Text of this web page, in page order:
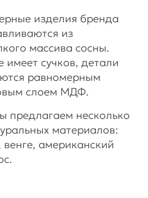
изделия бренда
из
массива сосны.
сучков, детали
равномерным
слоем МДФ.
предлагаем несколько
материалов:
американский